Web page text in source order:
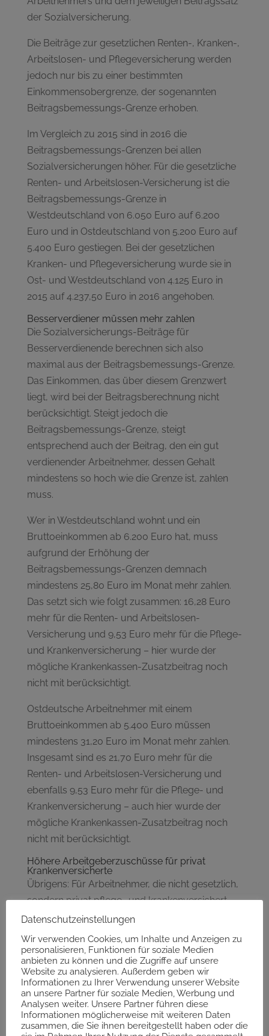
der Sozialversicherung.
Die Beiträge zur gesetzlichen Renten-, Kranken-,
Arbeitslosen- und Pflegeversicherung werden
jedoch nur bis zu einer bestimmten
Einkommensobergrenze, der sogenannten
Beitragsbemessungs-Grenze erhoben.
Im Vergleich zu 2015 sind in 2016 die
Beitragsbemessungs-Grenzen bei allen
Sozialversicherungen höher. Für die gesetzliche
Renten- und Arbeitslosen-Versicherung ist die
Beitragsbemessungs-Grenze in
Westdeutschland von 6.050 Euro auf 6.200
Euro und in Ostdeutschland von 5.200 Euro auf
5.400 Euro gestiegen. Bei der gesetzlichen
Kranken- und Pflegeversicherung wurde sie in
Ost- und Westdeutschland von 4.125 Euro in
2015 auf 4.237,50 Euro in 2016 angehoben.
Besserverdiener müssen mehr zahlen
Die Sozialversicherungs-Beiträge für
Besserverdienende berechnen sich also
maximal aus der Beitragsbemessungs-Grenze.
Das Einkommen, das über diesem Grenzwert
liegt, wird bei der Beitragsberechnung nicht
berücksichtigt. Steigt jedoch die
Beitragsbemessungs-Grenze, steigt
entsprechend auch der Beitrag, den ein gut
verdienender Arbeitnehmer, dessen Gehalt
mindestens so hoch wie die Grenze ist, zahlen
muss.
Wer in Westdeutschland wohnt und ein
Bruttoeinkommen ab 6.200 Euro hat, muss
aufgrund der Erhöhung der
Beitragsbemessungs-Grenzen demnach
mindestens 25,80 Euro im Monat mehr zahlen.
Das setzt sich wie folgt zusammen: 16,28 Euro
mehr für die Renten- und Arbeitslosen-
Versicherung und 9,53 Euro mehr für die Pflege-
und Krankenversicherung – hier wurde der
mögliche Krankenkassen-Zusatzbeitrag noch
nicht mit berücksichtigt.
Ostdeutsche Arbeitnehmer mit einem
Bruttoeinkommen ab 5.400 Euro müssen
mindestens 31,20 Euro im Monat mehr zahlen.
Insgesamt sind es 21,70 Euro mehr für die
Renten- und Arbeitslosen-Versicherung und
ebenfalls 9,53 Euro mehr für die Pflege- und
Krankenversicherung – auch hier wurde der
mögliche Krankenkassen-Zusatzbeitrag noch
nicht mit berücksichtigt.
Höhere Arbeitgeberzuschüsse für privat
Krankenversicherte
Übrigens: Für Arbeitnehmer, die nicht gesetzlich,
sondern privat pflege- und krankenversichert
sind, erhöht sich aufgrund der geänderten
Beitragsbemessungs-Grenze der monatliche
Zuschuss, den der Arbeitnehmer vom
Arbeitgeber für die private Krankenversicherung
erhält.
In 2015 zahlte der Arbeitgeber noch 301,13 Euro
(7,3 Prozent der Beitragsbemessungs-Grenze in
Datenschutzeinstellungen
Wir verwenden Cookies, um Inhalte und Anzeigen zu
personalisieren, Funktionen für soziale Medien
anbieten zu können und die Zugriffe auf unsere
Website zu analysieren. Außerdem geben wir
Informationen zu Ihrer Verwendung unserer Website
an unsere Partner für soziale Medien, Werbung und
Analysen weiter. Unsere Partner führen diese
Informationen möglicherweise mit weiteren Daten
zusammen, die Sie ihnen bereitgestellt haben oder die